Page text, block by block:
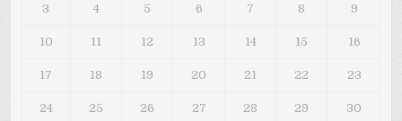
3 4 5 6 7 8 9
10 11 12 13 14 15 16
17 18 19 20 21 22 23
24 25 26 27 28 29 30